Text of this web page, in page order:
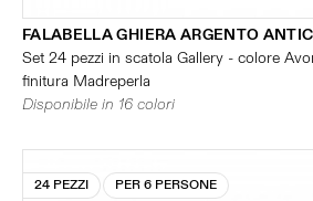
FALABELLA GHIERA ARGENTO
Set 24 pezzi in scatola Gallery - colore
finitura Madreperla
Disponibile in 16 colori
24 PEZZI PER 6 PERSONE